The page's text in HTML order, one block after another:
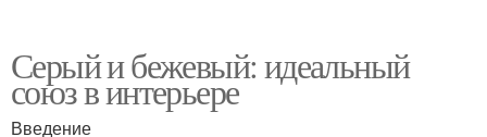
Серый и бежевый: идеальный
союз в интерьере
Введение